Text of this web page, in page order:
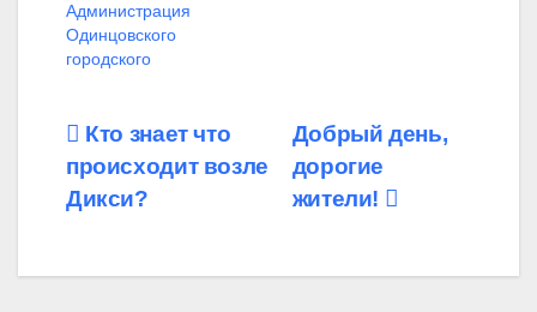
Администрация
Одинцовского
городского
Навигация
по
Добрый день,
дорогие
жители!
Кто знает что
происходит возле
Дикси?